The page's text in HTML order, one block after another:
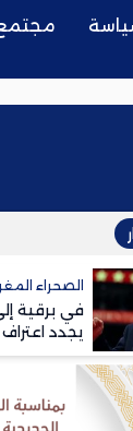
الصحراء
في برقية
يجدد
الصحراء